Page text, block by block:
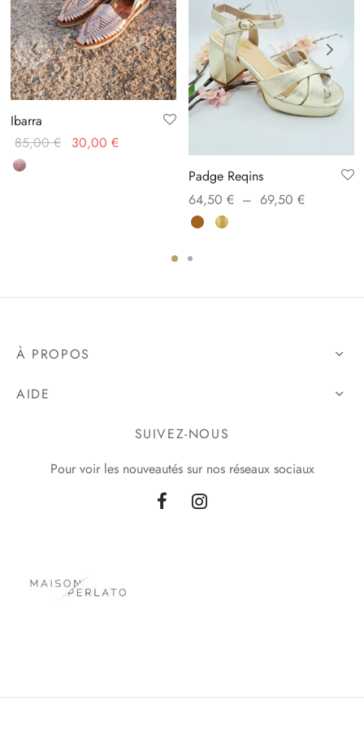
Ibarra
85,00€
Le prix
30,00 €
Padge Reqins
64,50 € – 69,50 €Plage
69,50 €
À PROPOS
AIDE
SUIVEZ-NOUS
Pour voir les nouveautés sur nos réseaux sociaux